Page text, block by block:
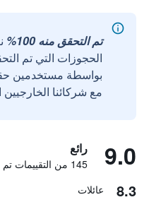
تم التحقق منه 100%
الحجوزات التي تم
مع شركائنا الخارجيين
9.0 رائع
145 من التقييمات تم التحقق منها
8.3 عائلات